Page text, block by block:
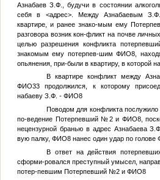
Азнабаев З.Ф., будучи в состоянии
себя в <адрес>. Между Азнабаевым
квартире, и ранее знако-мым ему
разговора возник кон-фликт на почве
целью разрешения конфликта
знакомым ему потерпев-шимФИО8 ,
опьянения, при-были в квартиру, в которой
В квартире конфликт между
ФИО33продолжился, к которому
набаеву З.Ф. - ФИО8
Поводом для конфликта
по-ведение Потерпевший №2и ФИО8,
нецензурной бранью в адрес Азнабаева
вую палку, ФИО8нанес один удар по голове
В ответ на действия
сформи-ровался преступный умысел,
потер-певшим Потерпевший №2и ФИО8